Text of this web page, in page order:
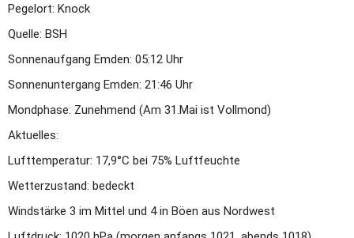
Pegelort: Knock
Quelle: BSH
Sonnenaufgang Emden: 05:12 Uhr
Sonnenuntergang Emden: 21:46 Uhr
Mondphase: Zunehmend (Am 31.Mai ist Vollmond)
Aktuelles:
Lufttemperatur: 17,9°C bei 75% Luftfeuchte
Wetterzustand: bedeckt
Windstärke 3 im Mittel und 4 in Böen aus Nordwest